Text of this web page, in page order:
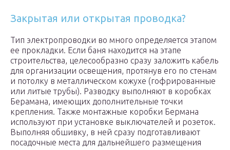
Закрытая или открытая проводка?
Тип электропроводки во много определяется этапом
ее прокладки. Если баня находится на этапе
строительства, целесообразно сразу заложить кабель
для организации освещения, протянув его по стенам
и потолку в металлическом кожухе (гофрированные
или литые трубы). Разводку выполняют в коробках
Берамана, имеющих дополнительные точки
крепления. Также монтажные коробки Бермана
используют при установке выключателей и розеток.
Выполняя обшивку, в ней сразу подготавливают
посадочные места для дальнейшего размещения